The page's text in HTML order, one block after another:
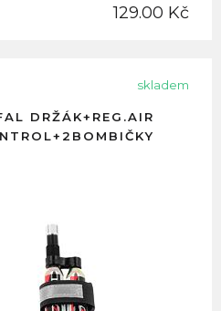
129.00 Kč
skladem
DRŽÁK+REG.AIR